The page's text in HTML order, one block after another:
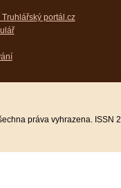
Truhlářský portál.cz
práva vyhrazena.